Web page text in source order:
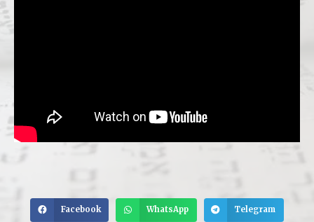
Facebook WhatsApp Telegram